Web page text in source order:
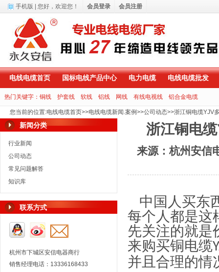
电线电缆首页 国标电线产品中心 电力电缆 电线电缆批发
热门关键字： 铜线 护套线 软线 铝线 网线 有线电视线 铝合金电缆
您当前的位置:电线电缆首页>>电线电缆新闻.案例>>公司动态>>浙江铜电缆YJV
新闻分类
行业新闻
公司动态
常见问题解答
知识库
联系方式
杭州市下城区安信电器商行
销售经理电话：13336168433
浙江铜电
来源：杭州安信
中国人买东
每个人都是这
先关注的就是
来购买铜电缆
并且合理的情
手机版 | 您好， 欢迎您！ 会员登录 会员注册